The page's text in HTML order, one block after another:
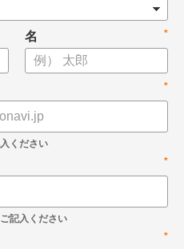
*
名
*
*
*